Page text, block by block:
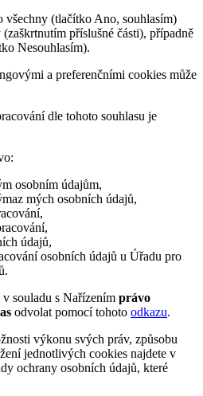
všechny (tlačítko Ano, souhlasím)
příslušné části), případně
Nesouhlasím).
a preferenčními cookies může
dle tohoto souhlasu je
osobním údajům,
mých osobních údajů,
údajů,
osobních údajů u Úřadu pro
souladu s Nařízením právo
odvolat pomocí tohoto odkazu.
výkonu svých práv, způsobu
jednotlivých cookies najdete v
ochrany osobních údajů, které